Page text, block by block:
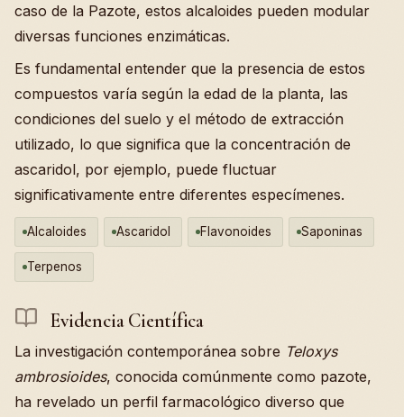
caso de la Pazote, estos alcaloides pueden modular
diversas funciones enzimáticas.
Es fundamental entender que la presencia de estos
compuestos varía según la edad de la planta, las
condiciones del suelo y el método de extracción
utilizado, lo que significa que la concentración de
ascaridol, por ejemplo, puede fluctuar
significativamente entre diferentes especímenes.
Alcaloides Ascaridol Flavonoides Saponinas
Terpenos
Evidencia Científica
La investigación contemporánea sobre Teloxys
ambrosioides, conocida comúnmente como pazote,
ha revelado un perfil farmacológico diverso que